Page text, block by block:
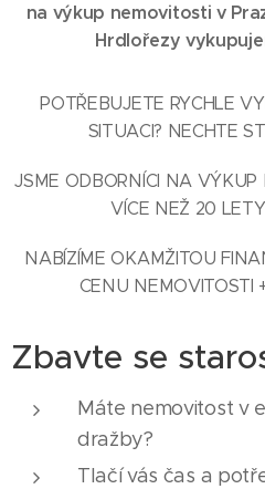
na výkup nemovitosti v
Hrdlořezy
POTŘEBUJETE RYCHLE
SITUACI? NECHTE
JSME ODBORNÍCI NA VÝKUP
VÍCE NEŽ 20
NABÍZÍME OKAMŽITOU
CENU NEMOVITOSTI
Zbavte se
Máte nemovitost v
dražby?
Tlačí vás čas a